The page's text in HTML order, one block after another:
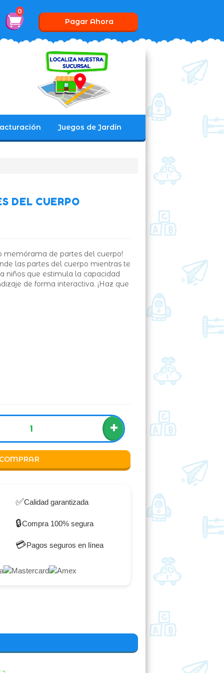
0
Pagar Ahora
Juegos de Jardín
DEL CUERPO
memórama de partes del cuerpo!
las partes del cuerpo mientras te
niños que estimula la capacidad
de forma interactiva. ¡Haz que
+
✅Calidad garantizada
🔒Compra 100% segura
💳Pagos seguros en línea